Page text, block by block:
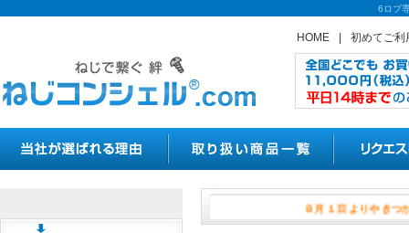
6ロブ
HOME 初めてご利
８月１日